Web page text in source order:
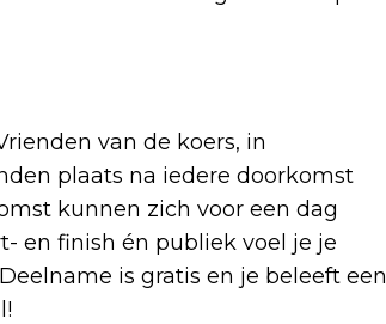
van de koers, in
plaats na iedere doorkomst
kunnen zich voor een dag
en finish én publiek voel je je
is gratis en je beleeft een